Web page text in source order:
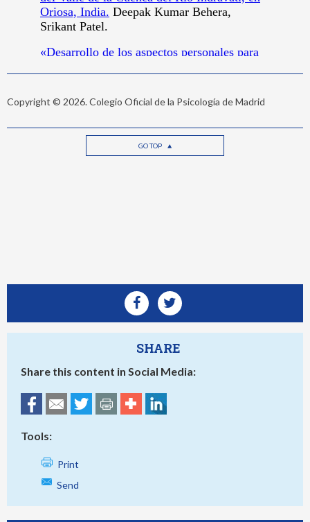
Copyright © 2026. Colegio Oficial de la Psicología de Madrid
GO TOP
SHARE
Share this content in Social Media:
Tools:
Print
Send